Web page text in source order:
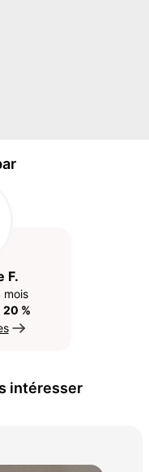
F.
mois
20 %
intéresser